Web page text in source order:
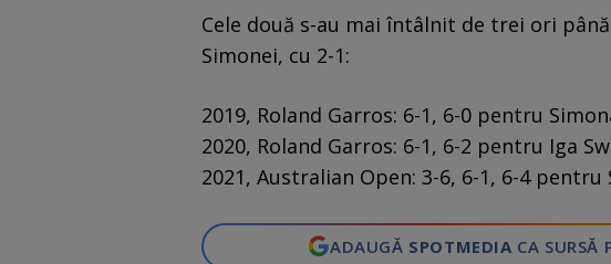
Cele două s-au mai întâlnit de trei ori
Simonei, cu 2-1:
2019, Roland Garros: 6-1, 6-0 pentru
2020, Roland Garros: 6-1, 6-2 pentru Iga
2021, Australian Open: 3-6, 6-1, 6-4 pentru
ADAUGĂ SPOTMEDIA CA SURSĂ